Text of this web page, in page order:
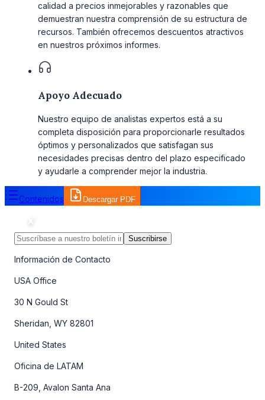
calidad a precios inmejorables y razonables que
demuestran nuestra comprensión de su estructura de
recursos. También ofrecemos descuentos atractivos
en nuestros próximos informes.
Apoyo Adecuado
Nuestro equipo de analistas expertos está a su
completa disposición para proporcionarle resultados
óptimos y personalizados que satisfagan sus
necesidades precisas dentro del plazo especificado
y ayudarle a comprender mejor la industria.
Contenidos Descargar PDF
Suscribirse
Información de Contacto
USA Office
30 N Gould St
Sheridan, WY 82801
United States
Oficina de LATAM
B-209, Avalon Santa Ana